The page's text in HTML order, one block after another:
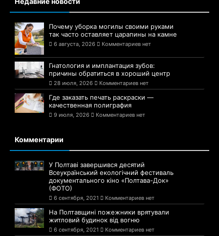
Почему уборка могилы своими руками
так часто оставляет царапины на камне
6 августа, 2026 Комментариев нет
Гнатология и имплантация зубов:
причины обратиться в хороший центр
28 июля, 2026 Комментариев нет
Где заказать печать раскраски —
качественная полиграфия
9 июля, 2026 Комментариев нет
Комментарии
У Полтаві завершився десятий
Всеукраїнський екологічний фестиваль
документального кіно «Полтава-Док»
(ФОТО)
6 сентября, 2021 Комментариев нет
На Полтавщині пожежники врятували
житловий будинок від вогню
6 сентября, 2021 Комментариев нет